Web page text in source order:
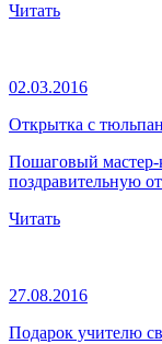
Читать
02.03.2016
Открытка с
Пошаговый мастер-
поздравительную
Читать
27.08.2016
Подарок учителю